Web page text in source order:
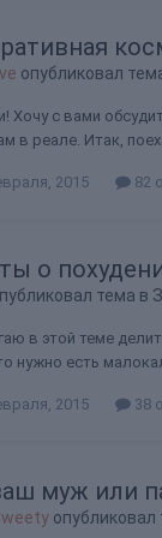
опубликовал
Хочу с вами
в реале. Итак,
2015 82
о
тема в
в этой теме
нужно есть
2015 38
муж или
опубликовал